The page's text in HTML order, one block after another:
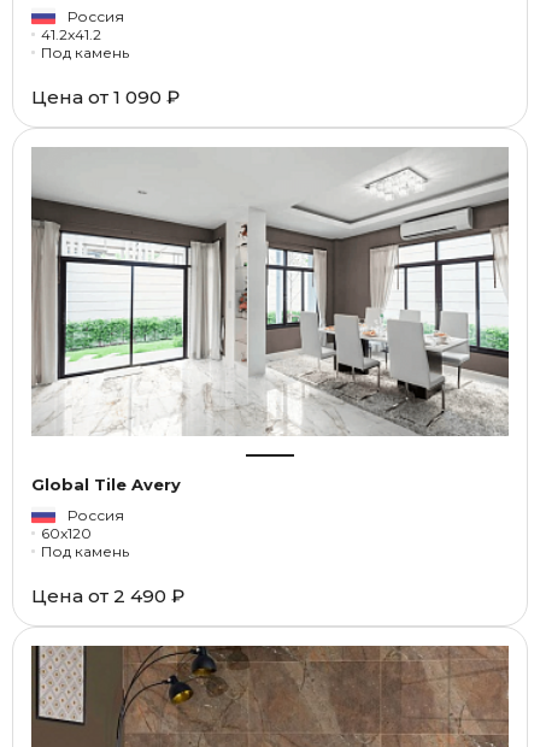
Россия
41.2x41.2
Под камень
Цена от 1 090 ₽
Global Tile Avery
Россия
60x120
Под камень
Цена от 2 490 ₽